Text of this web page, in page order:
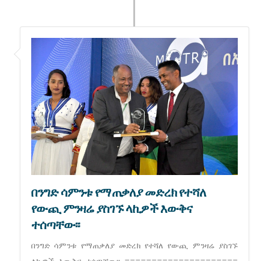
በንግድ ሳምንቱ የማጠቃለያ መድረክ የተሻለ
የውጪ ምንዛሬ ያስገኙ ላኪዎች እውቅና
ተሰጣቸው፡፡
በንግድ ሳምንቱ የማጠቃለያ መድረክ የተሻለ የውጪ ምንዛሬ ያስገኙ